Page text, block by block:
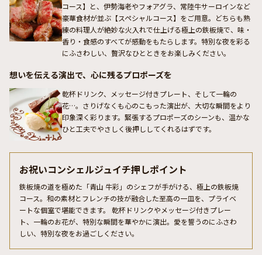
コース】と、伊勢海老やフォアグラ、常陸牛サーロインなど
豪華食材が並ぶ【スペシャルコース】をご用意。どちらも熟
練の料理人が絶妙な火入れで仕上げる極上の鉄板焼で、味・
香り・食感のすべてが感動をもたらします。特別な夜を彩る
にふさわしい、贅沢なひとときをお楽しみください。
想いを伝える演出で、心に残るプロポーズを
乾杯ドリンク、メッセージ付きプレート、そして一輪の
花…。さりげなくも心のこもった演出が、大切な瞬間をより
印象深く彩ります。緊張するプロポーズのシーンも、温かな
ひと工夫でやさしく後押ししてくれるはずです。
お祝いコンシェルジュイチ押しポイント
鉄板焼の道を極めた「青山 牛彩」のシェフが手がける、極上の鉄板焼
コース。和の素材とフレンチの技が融合した至高の一皿を、プライベ
ートな個室で堪能できます。 乾杯ドリンクやメッセージ付きプレー
ト、一輪のお花が、特別な瞬間を華やかに演出。愛を誓うのにふさわ
しい、特別な夜をお過ごしください。